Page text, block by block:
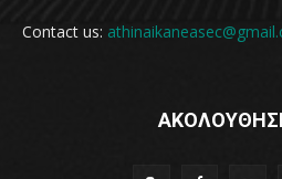
Contact us: